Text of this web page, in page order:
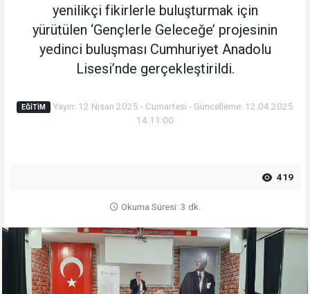
yenilikçi fikirlerle buluşturmak için
yürütülen ‘Gençlerle Geleceğe’ projesinin
yedinci buluşması Cumhuriyet Anadolu
Lisesi’nde gerçekleştirildi.
EĞITIM
Yayın: 12 Nisan 2025 - Cumartesi - Güncelleme: 12.04.2025
14:11:00
419
Okuma Süresi: 3 dk.